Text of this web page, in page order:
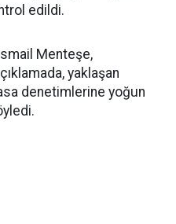
edildi.
Menteşe,
yaklaşan
denetimlerine yoğun